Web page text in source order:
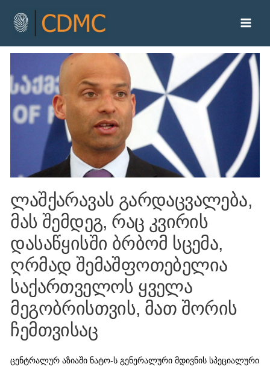
ლაშქარავას გარდაცვალება,
მას შემდეგ, რაც კვირის
დასაწყისში ბრბომ სცემა,
ღრმად შემაშფოთებელია
საქართველოს ყველა
მეგობრისთვის, მათ შორის
ჩემთვისაც
ცენტრალურ აზიაში ნატო-ს გენერალური მდივნის სპეციალური